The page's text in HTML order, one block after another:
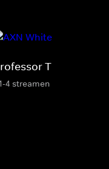
T
4 streamen